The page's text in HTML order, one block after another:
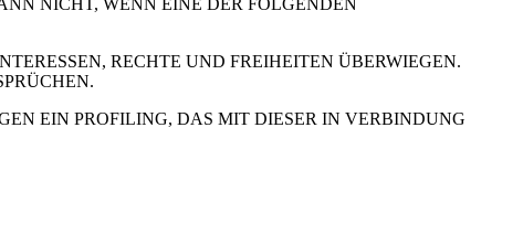
RECHTE UND FREIHEITEN ÜBERWIEGEN.
EIN PROFILING, DAS MIT DIESER IN VERBINDUNG